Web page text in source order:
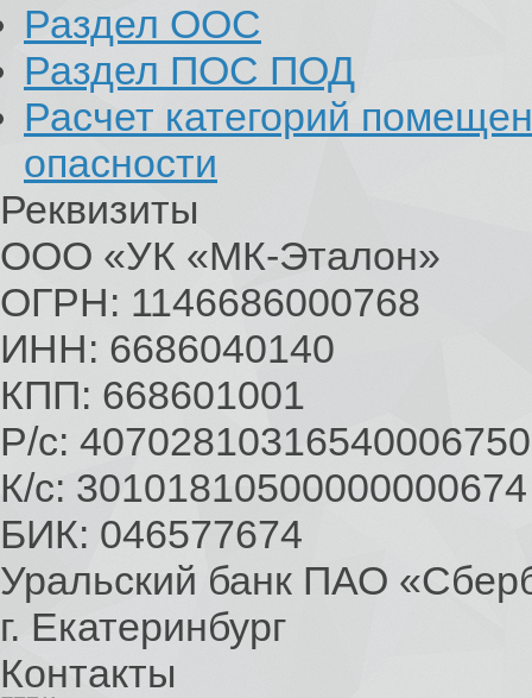
Раздел ООС
Раздел ПОС ПОД
Расчет категорий
опасности
Реквизиты
ООО «УК «МК-Эталон»
ОГРН: 1146686000768
ИНН: 6686040140
КПП: 668601001
Р/с: 40702810316540006750
К/с: 30101810500000000674
БИК: 046577674
Уральский банк ПАО
г. Екатеринбург
Контакты